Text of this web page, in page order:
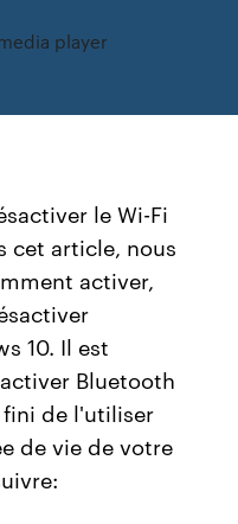
player
le Wi-Fi
cet article, nous
activer,
10. Il est
Bluetooth
fini de l'utiliser
de vie de votre